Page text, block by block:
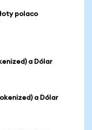
polaco
a Dólar
a Dólar